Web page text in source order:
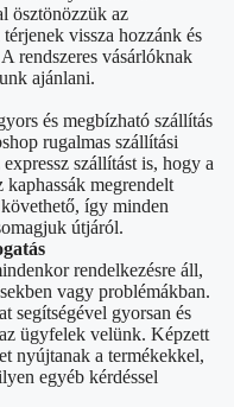
ösztönözzük az
vissza hozzánk és
rendszeres vásárlóknak
ajánlani.
és megbízható szállítás
rugalmas szállítási
szállítást is, hogy a
megrendelt
így minden
útjáról.
rendelkezésre áll,
vagy problémákban.
segítségével gyorsan és
ügyfelek velünk. Képzett
nyújtanak a termékekkel,
egyéb kérdéssel